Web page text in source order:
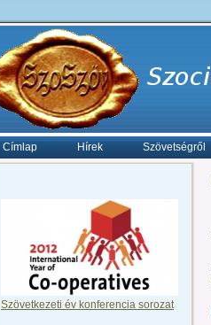
Címlap Hírek Szövetségről
Szövetkezeti év konferencia sorozat